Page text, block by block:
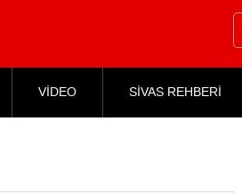
VİDEO SİVAS REHBERİ